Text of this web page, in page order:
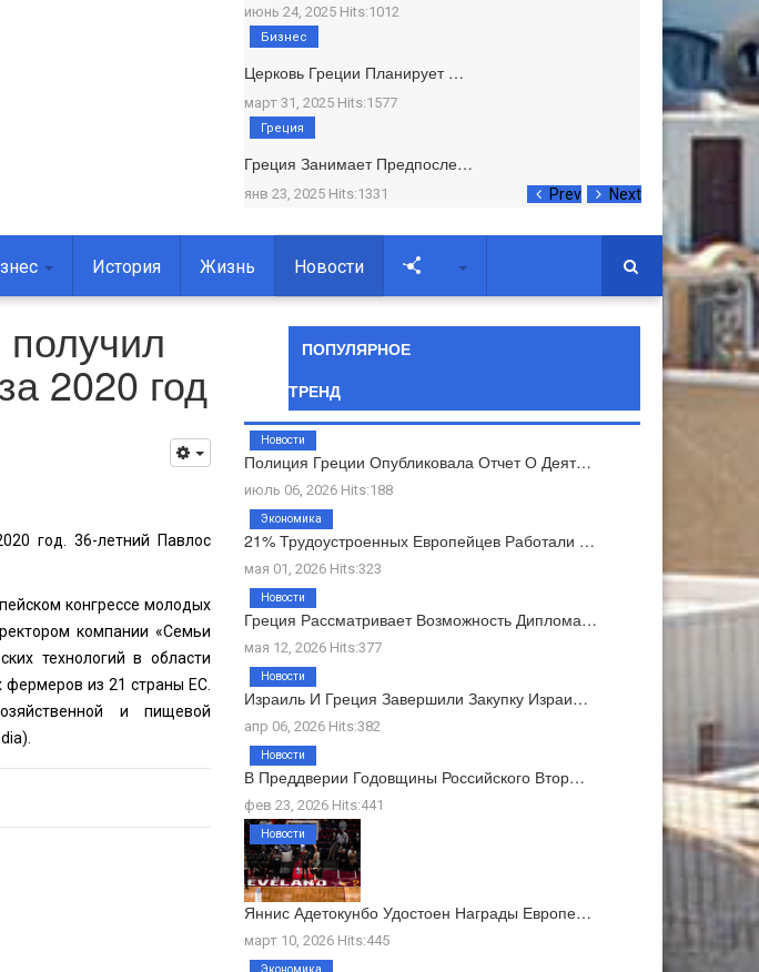
Prev Next
июнь 24, 2025 Hits:1012
Церковь Греции Планирует …
март 31, 2025 Hits:1577
Бизнес
Греция Занимает Предпосле…
янв 23, 2025 Hits:1331
Греция
История Жизнь Новости
2020 год
год. 36-летний Павлос
конгрессе молодых
компании «Семьи
технологий в области
фермеров из 21 страны ЕС.
и пищевой
ПОПУЛЯРНОЕ
ТРЕНД
Полиция Греции Опубликовала Отчет О Деят…
июль 06, 2026 Hits:188
Новости
21% Трудоустроенных Европейцев Работали …
мая 01, 2026 Hits:323
Экономика
Греция Рассматривает Возможность Диплома…
мая 12, 2026 Hits:377
Новости
Израиль И Греция Завершили Закупку Израи…
апр 06, 2026 Hits:382
Новости
В Преддверии Годовщины Российского Втор…
фев 23, 2026 Hits:441
Новости
Яннис Адетокунбо Удостоен Награды Европе…
март 10, 2026 Hits:445
Новости
Экономика